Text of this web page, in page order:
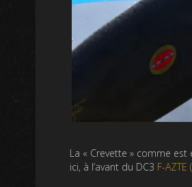
La « Crevette » comme
ici, à l’avant du DC3 F-AZTE